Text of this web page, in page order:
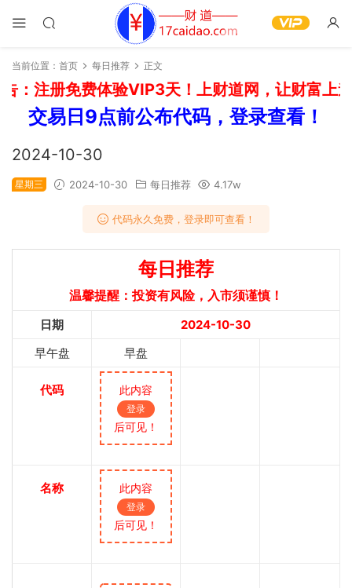
当前位置： 首页 每日推荐 正文
：注册免费体验VIP3天！上财道网，让财富上道
交易日9点前公布代码，登录查看！
2024-10-30
星期三 2024-10-30 每日推荐 4.17w
代码永久免费，登录即可查看！
每日推荐
温馨提醒：投资有风险，入市须谨慎！
日期
2024-10-30
早午盘
早盘
代码 此内容
登录
后可见！
名称 此内容
登录
后可见！